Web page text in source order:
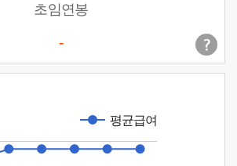
초임연봉
-
평균급여